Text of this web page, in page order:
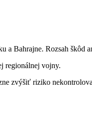
Bahrajne. Rozsah škôd
regionálnej vojny.
zvýšiť riziko